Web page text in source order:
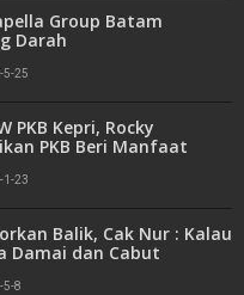
Group Batam
Darah
5-25
PKB Kepri, Rocky
PKB Beri Manfaat
1-23
Balik, Cak Nur : Kalau
Damai dan Cabut
5-8